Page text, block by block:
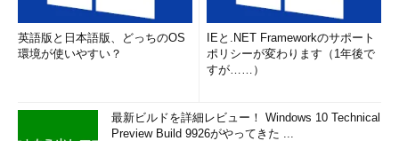
英語版と日本語版、どっちのOS
環境が使いやすい？
IEと.NET Frameworkのサポート
ポリシーが変わります（1年後で
すが……）
最新ビルドを詳細レビュー！ Windows 10 Technical
Preview Build 9926がやってきた ...